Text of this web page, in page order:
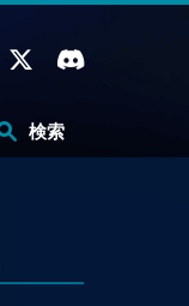
検索